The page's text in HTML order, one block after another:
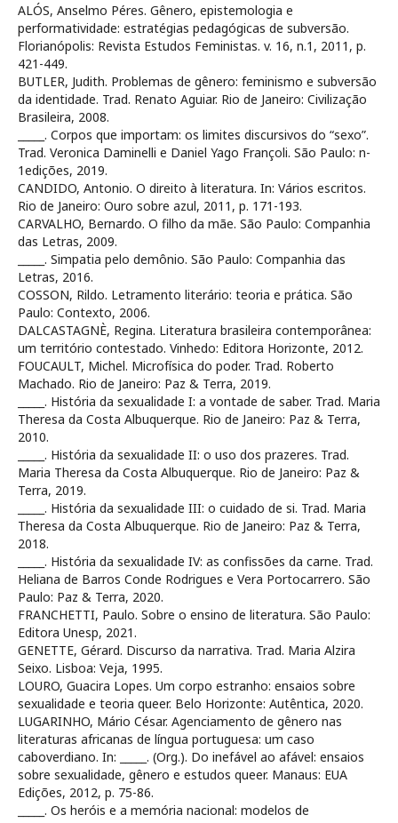
ALÓS, Anselmo Péres. Gênero, epistemologia e
performatividade: estratégias pedagógicas de subversão.
Florianópolis: Revista Estudos Feministas. v. 16, n.1, 2011, p.
421-449.
BUTLER, Judith. Problemas de gênero: feminismo e subversão
da identidade. Trad. Renato Aguiar. Rio de Janeiro: Civilização
Brasileira, 2008.
_____. Corpos que importam: os limites discursivos do “sexo”.
Trad. Veronica Daminelli e Daniel Yago Françoli. São Paulo: n-
1edições, 2019.
CANDIDO, Antonio. O direito à literatura. In: Vários escritos.
Rio de Janeiro: Ouro sobre azul, 2011, p. 171-193.
CARVALHO, Bernardo. O filho da mãe. São Paulo: Companhia
das Letras, 2009.
_____. Simpatia pelo demônio. São Paulo: Companhia das
Letras, 2016.
COSSON, Rildo. Letramento literário: teoria e prática. São
Paulo: Contexto, 2006.
DALCASTAGNÈ, Regina. Literatura brasileira contemporânea:
um território contestado. Vinhedo: Editora Horizonte, 2012.
FOUCAULT, Michel. Microfísica do poder. Trad. Roberto
Machado. Rio de Janeiro: Paz & Terra, 2019.
_____. História da sexualidade I: a vontade de saber. Trad. Maria
Theresa da Costa Albuquerque. Rio de Janeiro: Paz & Terra,
2010.
_____. História da sexualidade II: o uso dos prazeres. Trad.
Maria Theresa da Costa Albuquerque. Rio de Janeiro: Paz &
Terra, 2019.
_____. História da sexualidade III: o cuidado de si. Trad. Maria
Theresa da Costa Albuquerque. Rio de Janeiro: Paz & Terra,
2018.
_____. História da sexualidade IV: as confissões da carne. Trad.
Heliana de Barros Conde Rodrigues e Vera Portocarrero. São
Paulo: Paz & Terra, 2020.
FRANCHETTI, Paulo. Sobre o ensino de literatura. São Paulo:
Editora Unesp, 2021.
GENETTE, Gérard. Discurso da narrativa. Trad. Maria Alzira
Seixo. Lisboa: Veja, 1995.
LOURO, Guacira Lopes. Um corpo estranho: ensaios sobre
sexualidade e teoria queer. Belo Horizonte: Autêntica, 2020.
LUGARINHO, Mário César. Agenciamento de gênero nas
literaturas africanas de língua portuguesa: um caso
caboverdiano. In: _____. (Org.). Do inefável ao afável: ensaios
sobre sexualidade, gênero e estudos queer. Manaus: EUA
Edições, 2012, p. 75-86.
_____. Os heróis e a memória nacional: modelos de